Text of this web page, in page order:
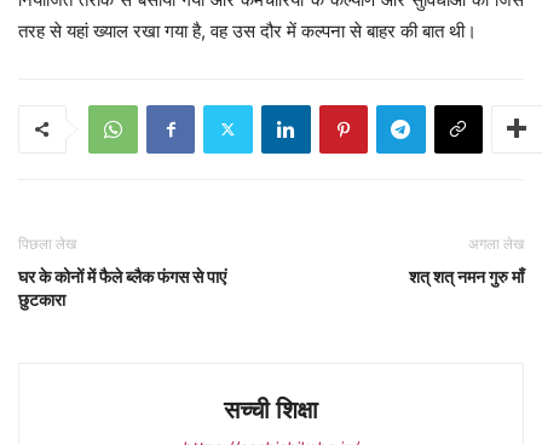
तरह से यहां ख्याल रखा गया है, वह उस दौर में कल्पना से बाहर की बात थी।
पिछला लेख
घर के कोनों में फैले ब्लैक फंगस से पाएं
छुटकारा
अगला लेख
शत् शत् नमन गुरु माँ
सच्ची शिक्षा